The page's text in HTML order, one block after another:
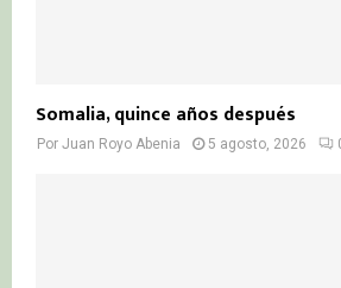
Somalia, quince años después
Por Juan Royo Abenia 5 agosto, 2026